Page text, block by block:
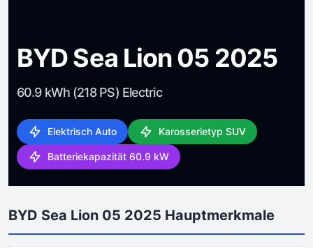
BYD Sea Lion 05 2025
60.9 kWh (218 PS) Electric
Elektrisch Auto Karosserietyp SUV
Batteriekapazität 60.9 kW
BYD Sea Lion 05 2025 Hauptmerkmale